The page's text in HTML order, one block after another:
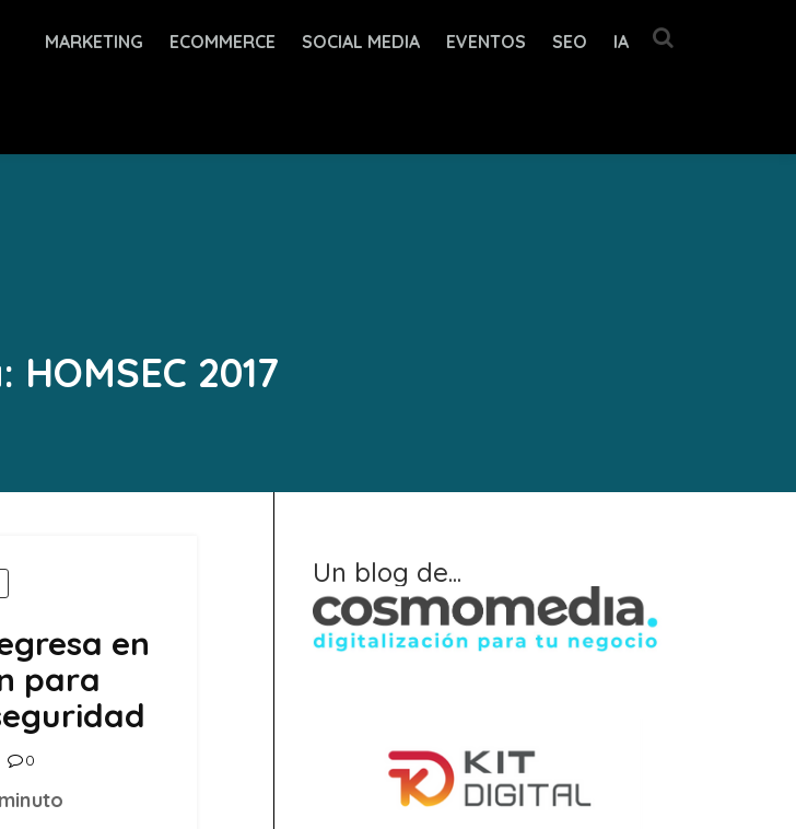
MARKETING ECOMMERCE SOCIAL MEDIA EVENTOS SEO IA
HOMSEC 2017
en
para
0
minuto
Un blog de...